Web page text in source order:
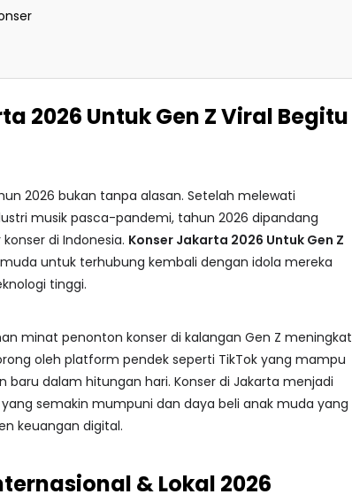
2026 Untuk Gen Z Viral Begitu
2026 bukan tanpa alasan. Setelah melewati
musik pasca-pandemi, tahun 2026 dipandang
di Indonesia. Konser Jakarta 2026 Untuk Gen Z
untuk terhubung kembali dengan idola mereka
tinggi.
minat penonton konser di kalangan Gen Z meningkat
oleh platform pendek seperti TikTok yang mampu
dalam hitungan hari. Konser di Jakarta menjadi
semakin mumpuni dan daya beli anak muda yang
keuangan digital.
& Lokal 2026